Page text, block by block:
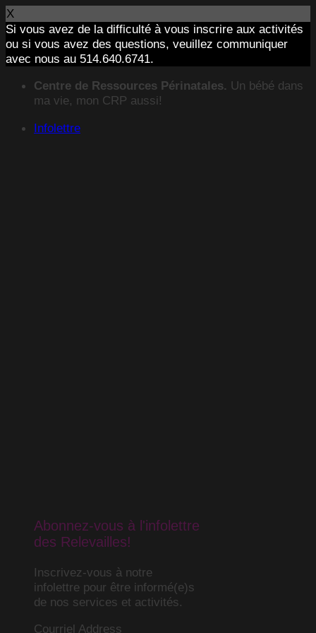
X
Si vous avez de la difficulté à vous inscrire aux activités
ou si vous avez des questions, veuillez communiquer
avec nous au 514.640.6741.
contenu
Centre de Ressources Périnatales. Un bébé dans
ma vie, mon CRP aussi!
Infolettre
Abonnez-vous à l'infolettre
des Relevailles!
Inscrivez-vous à notre
infolettre pour être informé(e)s
de nos services et activités.
Courriel Address